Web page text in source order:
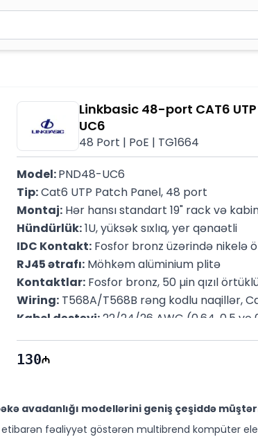
üçün Enter düyməsini basın və ya
Linkbasic 48-port CAT6
UC6
48 Port | PoE | TG1664
Model: PND48-UC6
Tip: Cat6 UTP Patch Panel, 48 port
Montaj: Hər hansı standart 19" rack və
Hündürlük: 1U, yüksək sıxlıq, yer qənaətli
IDC Kontakt: Fosfor bronz üzərində nikelə
RJ45 ətrafı: Möhkəm alüminium plitə
Kontaktlar: Fosfor bronz, 50 µin qızıl
Wiring: T568A/T568B rəng kodlu naqillər,
Kabel dəstəyi: 22/24/26 AWG (0.64, 0.5
Zəmanət: 6 ay
130
avadanlığı modellərini geniş çeşiddə
etibarən fəaliyyət göstərən multibrend kompüter